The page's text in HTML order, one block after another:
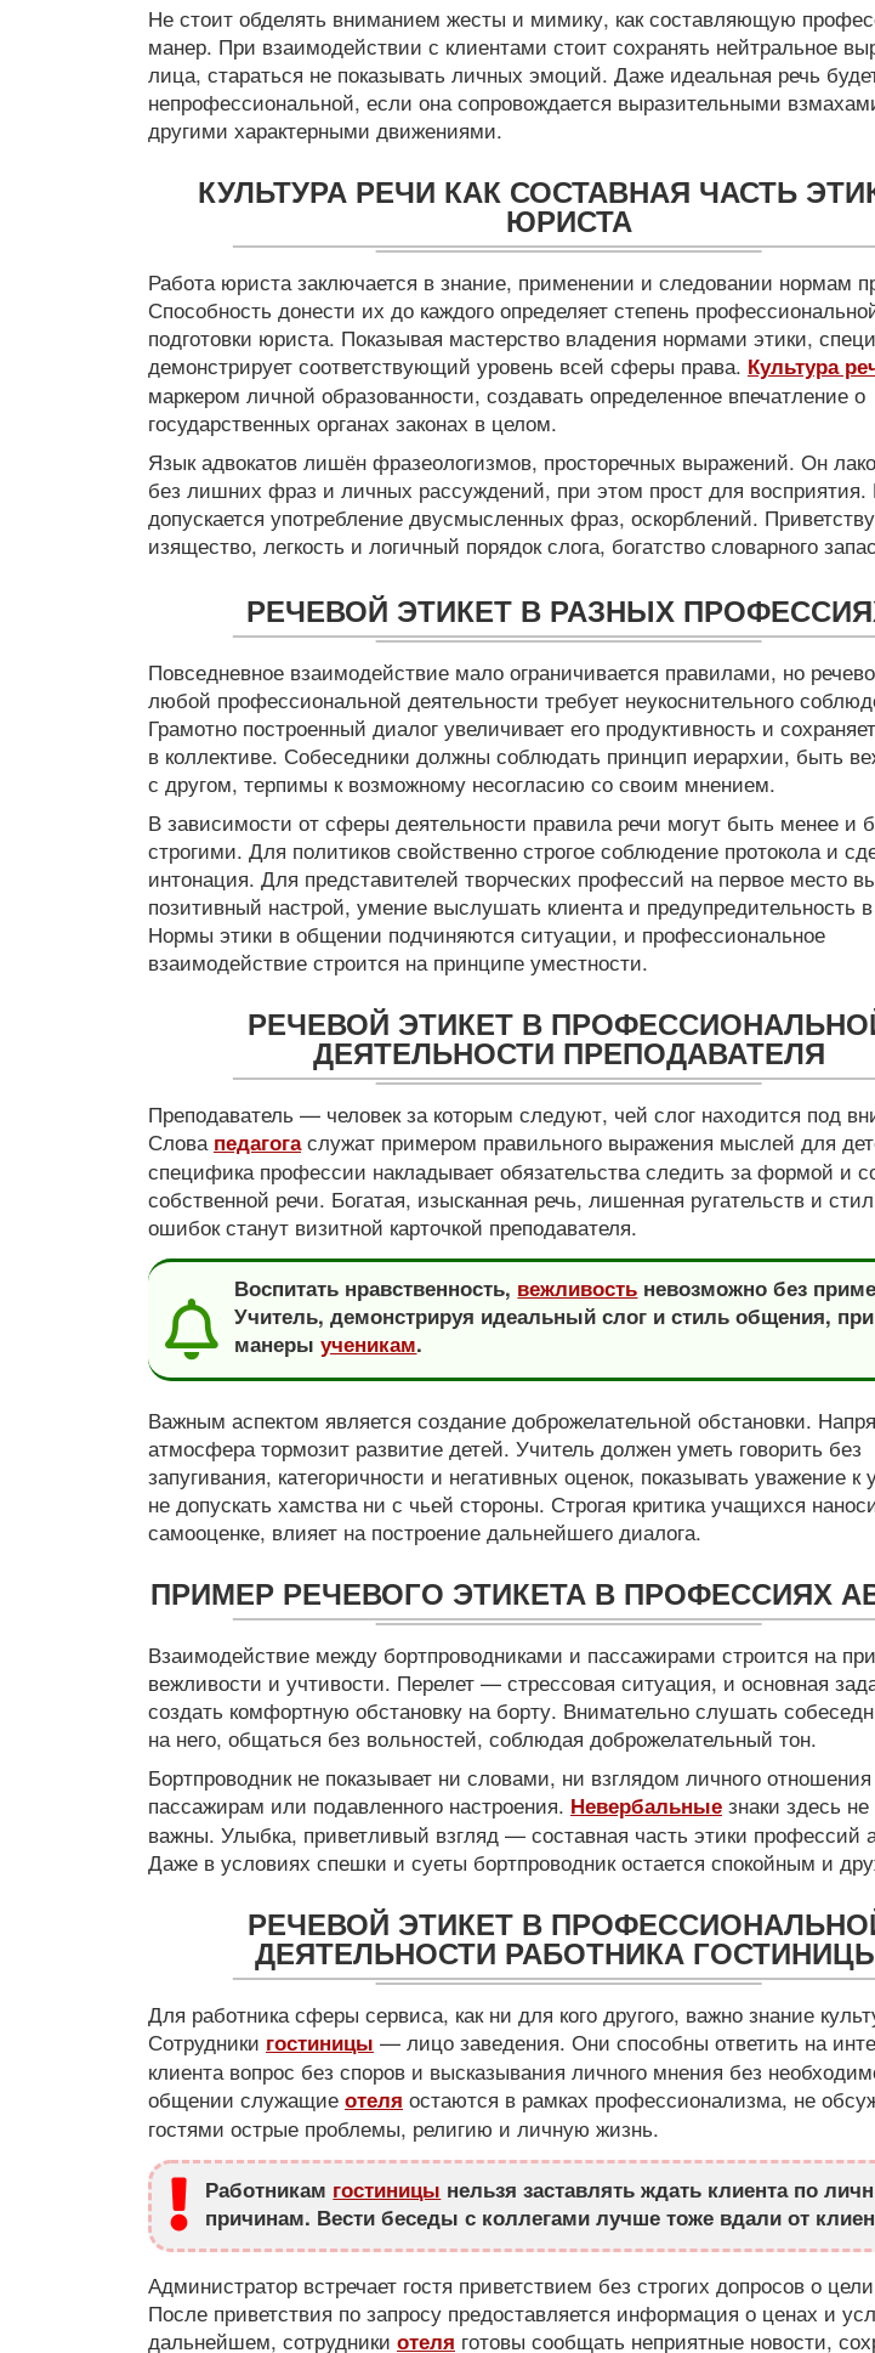
Не стоит обделять вниманием жесты и мимику, как составляющую
манер. При взаимодействии с клиентами стоит сохранять нейтральное
лица, стараться не показывать личных эмоций. Даже идеальная речь
непрофессиональной, если она сопровождается выразительными
другими характерными движениями.
КУЛЬТУРА РЕЧИ КАК СОСТАВНАЯ ЧАСТЬ
ЮРИСТА
Работа юриста заключается в знание, применении и следовании нормам
Способность донести их до каждого определяет степень
подготовки юриста. Показывая мастерство владения нормами этики,
демонстрирует соответствующий уровень всей сферы права. Культура
маркером личной образованности, создавать определенное впечатление о
государственных органах законах в целом.
Язык адвокатов лишён фразеологизмов, просторечных выражений. Он
без лишних фраз и личных рассуждений, при этом прост для восприятия.
допускается употребление двусмысленных фраз, оскорблений.
изящество, легкость и логичный порядок слога, богатство словарного
РЕЧЕВОЙ ЭТИКЕТ В РАЗНЫХ
Повседневное взаимодействие мало ограничивается правилами, но
любой профессиональной деятельности требует неукоснительного
Грамотно построенный диалог увеличивает его продуктивность и
в коллективе. Собеседники должны соблюдать принцип иерархии, быть
с другом, терпимы к возможному несогласию со своим мнением.
В зависимости от сферы деятельности правила речи могут быть менее и
строгими. Для политиков свойственно строгое соблюдение протокола и
интонация. Для представителей творческих профессий на первое место
позитивный настрой, умение выслушать клиента и предупредительность в
Нормы этики в общении подчиняются ситуации, и профессиональное
взаимодействие строится на принципе уместности.
РЕЧЕВОЙ ЭТИКЕТ В
ДЕЯТЕЛЬНОСТИ ПРЕПОДАВАТЕЛЯ
Преподаватель — человек за которым следуют, чей слог находится под
Слова педагогаслужат примером правильного выражения мыслей для
специфика профессии накладывает обязательства следить за формой и
собственной речи. Богатая, изысканная речь, лишенная ругательств и
ошибок станут визитной карточкой преподавателя.
Воспитать нравственность, вежливость невозможно без
Учитель, демонстрируя идеальный слог и стиль общения,
манерыученикам.
Важным аспектом является создание доброжелательной обстановки.
атмосфера тормозит развитие детей. Учитель должен уметь говорить без
запугивания, категоричности и негативных оценок, показывать уважение к
не допускать хамства ни с чьей стороны. Строгая критика учащихся
самооценке, влияет на построение дальнейшего диалога.
ПРИМЕР РЕЧЕВОГО ЭТИКЕТА В ПРОФЕССИЯХ
Взаимодействие между бортпроводниками и пассажирами строится на
вежливости и учтивости. Перелет — стрессовая ситуация, и основная
создать комфортную обстановку на борту. Внимательно слушать
на него, общаться без вольностей, соблюдая доброжелательный тон.
Бортпроводник не показывает ни словами, ни взглядом личного отношения
пассажирам или подавленного настроения. Невербальные знаки здесь
важны. Улыбка, приветливый взгляд — составная часть этики профессий
Даже в условиях спешки и суеты бортпроводник остается спокойным и
РЕЧЕВОЙ ЭТИКЕТ В
ДЕЯТЕЛЬНОСТИ РАБОТНИКА
Для работника сферы сервиса, как ни для кого другого, важно знание
Сотрудники гостиницы — лицо заведения. Они способны ответить на
клиента вопрос без споров и высказывания личного мнения без
общении служащие отеля остаются в рамках профессионализма, не
гостями острые проблемы, религию и личную жизнь.
Работникам гостиницы нельзя заставлять ждать клиента по
причинам. Вести беседы с коллегами лучше тоже вдали от
Администратор встречает гостя приветствием без строгих допросов о
После приветствия по запросу предоставляется информация о ценах и
дальнейшем, сотрудники отеля готовы сообщать неприятные новости,